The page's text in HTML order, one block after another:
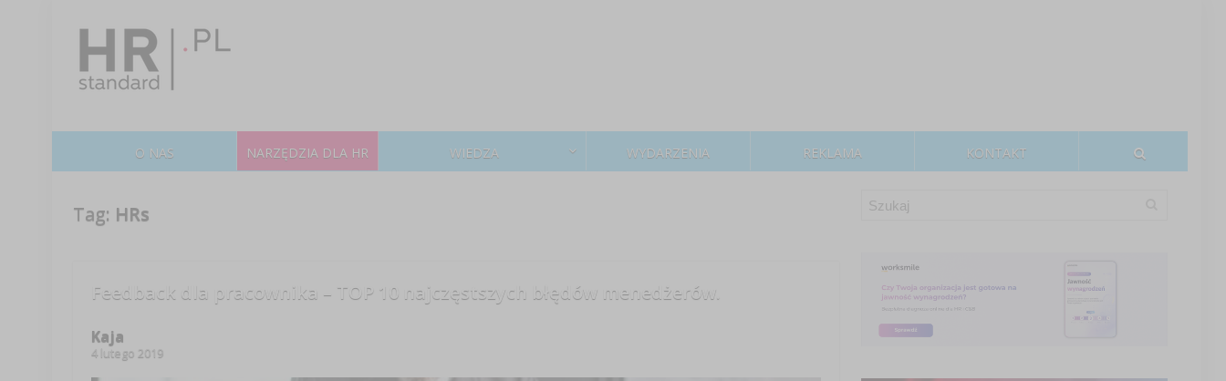
O NAS NARZĘDZIA DLA HR WIEDZA WYDARZENIA REKLAMA KONTAKT
Tag: HRs
Feedback dla pracownika – TOP 10 najczęstszych błędów menedżerów.
Kaja
4 lutego 2019